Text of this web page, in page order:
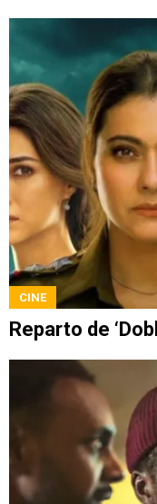
CINE
Reparto de